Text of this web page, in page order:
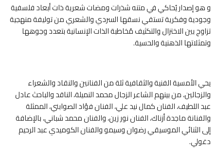
و هو إصدار يُحاكي في متنه شذرات ومضات شعرية ذات أبعاد فلسفية
وجودية وفكرية تستقي نسقها السردي والشعري من توليفة منهجية
تزاوج بين الاختزال والتكثيف مُخاطبة الذات الإنسانية بتعدد وجوهها
وتمثلاتها الذهنية والحسية.
يحي الأمسية الفنية والثقافية ثلة من الفنانين والنقاد والشعراء
والزجالين، من بينهم الشاعر الزجال محمد النميلة، الناقد والباحث عادل
عبد اللطيف، الفنان كمال نيد علي، الفنان فؤاد الصوابني، الممثلة
والفنانة ماجدة أزناك، الفنان نور زين، والفنان محمد شباني، بالإضافة
إلى الثنائي الموسيقي رضوان وسيمو والفنان الكوميدي عبد الرحيم
دغولي.